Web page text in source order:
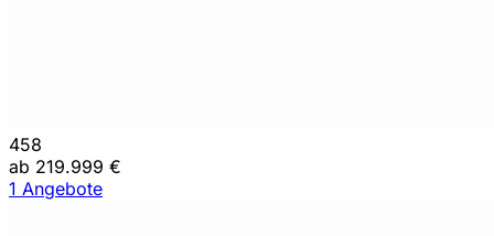
458
ab 219.999 €
1 Angebote